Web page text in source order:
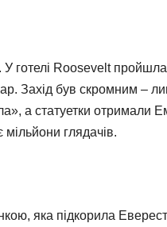
У готелі Roosevelt пройшла
Захід був скромним –
а статуетки отримали
глядачів.
яка підкорила Еверест.